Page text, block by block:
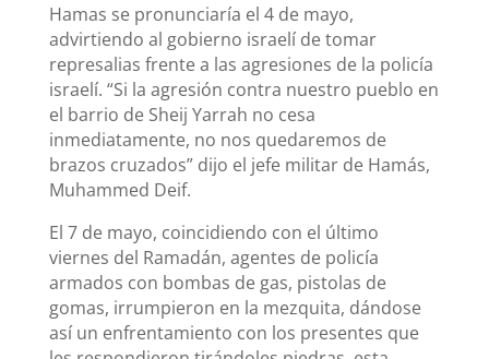
Hamas se pronunciaría el 4 de mayo,
advirtiendo al gobierno israelí de tomar
represalias frente a las agresiones de la policía
israelí. “Si la agresión contra nuestro pueblo en
el barrio de Sheij Yarrah no cesa
inmediatamente, no nos quedaremos de
brazos cruzados” dijo el jefe militar de Hamás,
Muhammed Deif.
El 7 de mayo, coincidiendo con el último
viernes del Ramadán, agentes de policía
armados con bombas de gas, pistolas de
gomas, irrumpieron en la mezquita, dándose
así un enfrentamiento con los presentes que